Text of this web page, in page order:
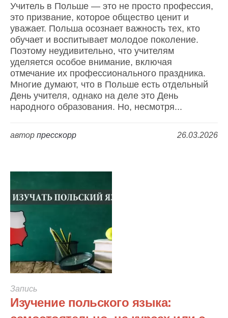
Учитель в Польше — это не просто профессия,
это призвание, которое общество ценит и
уважает. Польша осознает важность тех, кто
обучает и воспитывает молодое поколение.
Поэтому неудивительно, что учителям
уделяется особое внимание, включая
отмечание их профессионального праздника.
Многие думают, что в Польше есть отдельный
День учителя, однако на деле это День
народного образования. Но, несмотря...
26.03.2026
автор пресскорр
Запись
Изучение польского языка: